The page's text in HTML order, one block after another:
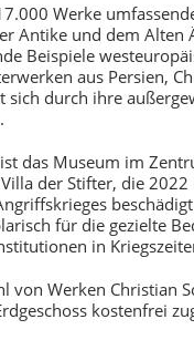
Werke
Antike und dem Alten
Beispiele
aus Persien,
sich durch ihre
das Museum im
der Stifter, die 2022
für die gezielte
in
von Werken Christian
kostenfrei